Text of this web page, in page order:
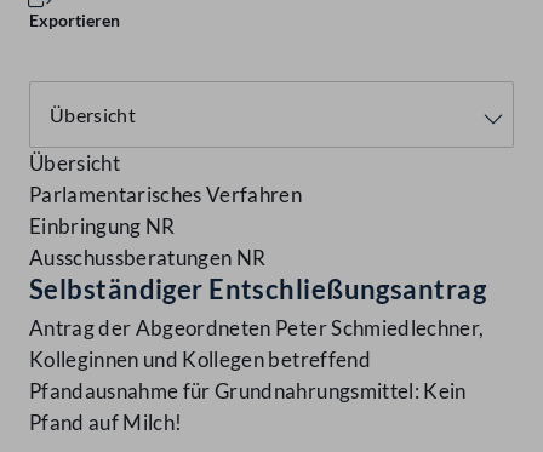
Exportieren
Übersicht
Parlamentarisches Verfahren
Einbringung NR
Ausschussberatungen NR
Selbständiger Entschließungsantrag
Antrag der Abgeordneten Peter Schmiedlechner,
Kolleginnen und Kollegen betreffend
Pfandausnahme für Grundnahrungsmittel: Kein
Pfand auf Milch!